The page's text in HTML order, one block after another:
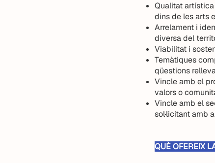
Qualitat
dins de les arts
Arrelament i
diversa del
Viabilitat i
Temàtiques
qüestions
Vincle amb el
valors o
Vincle amb el
sol·licitant amb
QUÈ OFEREIX